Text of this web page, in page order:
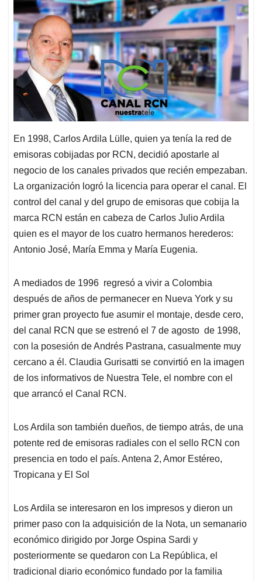
En 1998, Carlos Ardila Lülle, quien ya tenía la red de
emisoras cobijadas por RCN, decidió apostarle al
negocio de los canales privados que recién empezaban.
La organización logró la licencia para operar el canal. El
control del canal y del grupo de emisoras que cobija la
marca RCN están en cabeza de Carlos Julio Ardila
quien es el mayor de los cuatro hermanos herederos:
Antonio José, María Emma y María Eugenia.
A mediados de 1996 regresó a vivir a Colombia
después de años de permanecer en Nueva York y su
primer gran proyecto fue asumir el montaje, desde cero,
del canal RCN que se estrenó el 7 de agosto de 1998,
con la posesión de Andrés Pastrana, casualmente muy
cercano a él. Claudia Gurisatti se convirtió en la imagen
de los informativos de Nuestra Tele, el nombre con el
que arrancó el Canal RCN.
Los Ardila son también dueños, de tiempo atrás, de una
potente red de emisoras radiales con el sello RCN con
presencia en todo el país. Antena 2, Amor Estéreo,
Tropicana y El Sol
Los Ardila se interesaron en los impresos y dieron un
primer paso con la adquisición de la Nota, un semanario
económico dirigido por Jorge Ospina Sardi y
posteriormente se quedaron con La República, el
tradicional diario económico fundado por la familia